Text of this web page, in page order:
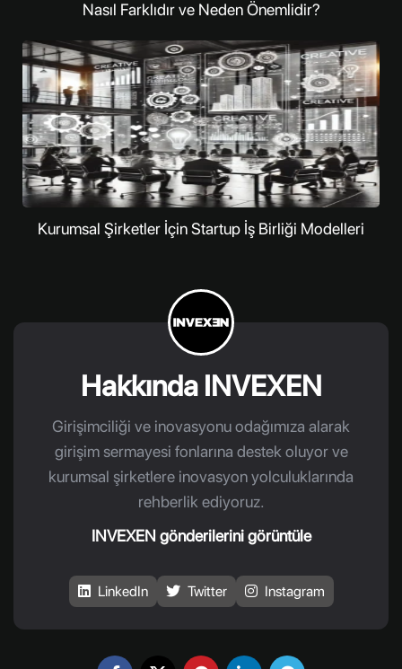
Nasıl Farklıdır ve Neden Önemlidir?
Kurumsal Şirketler İçin Startup İş Birliği Modelleri
Hakkında INVEXEN
Girişimciliği ve inovasyonu odağımıza alarak
girişim sermayesi fonlarına destek oluyor ve
kurumsal şirketlere inovasyon yolculuklarında
rehberlik ediyoruz.
INVEXEN gönderilerini görüntüle
LinkedIn Twitter Instagram